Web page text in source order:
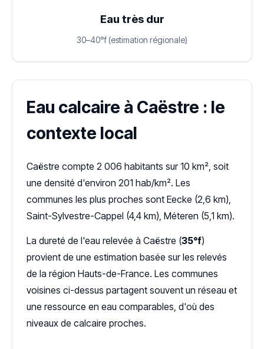
Eau très dur
30–40°f (estimation régionale)
Eau calcaire à Caëstre : le
contexte local
Caëstre compte 2 006 habitants sur 10 km², soit
une densité d'environ 201 hab/km². Les
communes les plus proches sont Eecke (2,6 km),
Saint-Sylvestre-Cappel (4,4 km), Méteren (5,1 km).
La dureté de l'eau relevée à Caëstre (35°f)
provient de une estimation basée sur les relevés
de la région Hauts-de-France. Les communes
voisines ci-dessus partagent souvent un réseau et
une ressource en eau comparables, d'où des
niveaux de calcaire proches.